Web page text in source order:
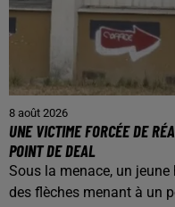
8 août 2026
UNE VICTIME FORCÉE DE
POINT DE DEAL
Sous la menace, un
des flèches menant à un